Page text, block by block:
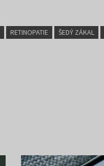
RETINOPATIE ŠEDÝ ZÁKAL